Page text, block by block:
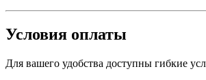
Условия оплаты
Для вашего удобства доступны гибкие